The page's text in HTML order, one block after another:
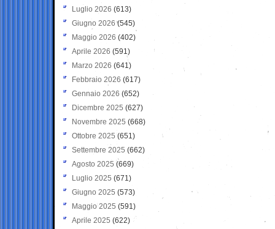
Luglio 2026 (613)
Giugno 2026 (545)
Maggio 2026 (402)
Aprile 2026 (591)
Marzo 2026 (641)
Febbraio 2026 (617)
Gennaio 2026 (652)
Dicembre 2025 (627)
Novembre 2025 (668)
Ottobre 2025 (651)
Settembre 2025 (662)
Agosto 2025 (669)
Luglio 2025 (671)
Giugno 2025 (573)
Maggio 2025 (591)
Aprile 2025 (622)